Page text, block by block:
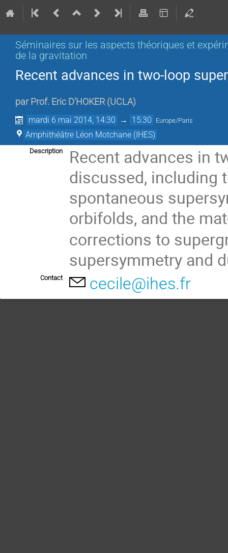
Séminaires sur les aspects théoriques et
de la gravitation
Recent advances in two-loop
par Prof. Eric D'HOKER (UCLA)
mardi 6 mai 2014, 14:30 → 15:30 Europe/Paris
Amphithéâtre Léon Motchane (IHES)
Description
Recent advances in
discussed, including
spontaneous
orbifolds, and the
corrections to
supersymmetry and
Contact cecile@ihes.fr